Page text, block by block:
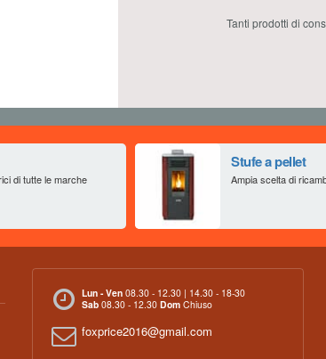
Tanti prodotti di
di tutte le marche
Stufe a pellet
Ampia scelta di
Lun - Ven 08.30 - 12.30 | 14.30 - 18-30
Sab 08.30 - 12.30 Dom Chiuso
foxprice2016@gmail.com